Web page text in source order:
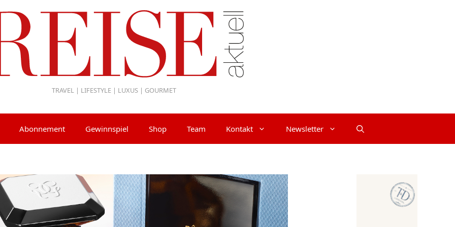
TRAVEL | LIFESTYLE | LUXUS | GOURMET
Abonnement Gewinnspiel Shop Team Kontakt Newsletter